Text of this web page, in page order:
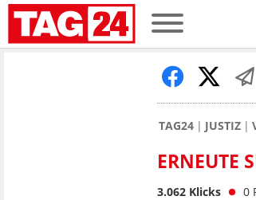
TAG24 JUSTIZ
ERNEUTE
3.062 Klicks 0